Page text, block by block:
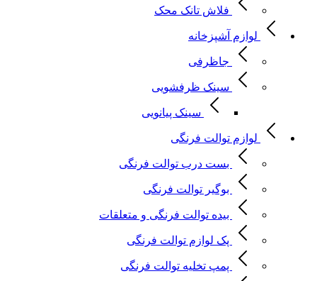
فلاش تانک محک
لوازم آشپزخانه
جاظرفی
سینک ظرفشویی
سینک پیانویی
لوازم توالت فرنگی
بست درب توالت فرنگی
بوگیر توالت فرنگی
بیده توالت فرنگی و متعلقات
پک لوازم توالت فرنگی
پمپ تخلیه توالت فرنگی